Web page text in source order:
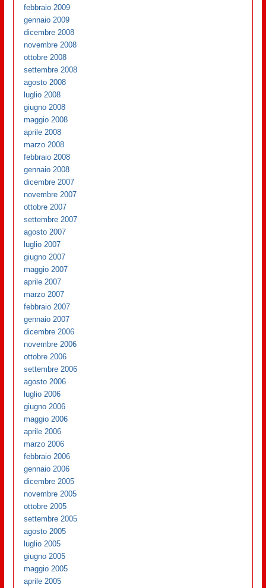
febbraio 2009
gennaio 2009
dicembre 2008
novembre 2008
ottobre 2008
settembre 2008
agosto 2008
luglio 2008
giugno 2008
maggio 2008
aprile 2008
marzo 2008
febbraio 2008
gennaio 2008
dicembre 2007
novembre 2007
ottobre 2007
settembre 2007
agosto 2007
luglio 2007
giugno 2007
maggio 2007
aprile 2007
marzo 2007
febbraio 2007
gennaio 2007
dicembre 2006
novembre 2006
ottobre 2006
settembre 2006
agosto 2006
luglio 2006
giugno 2006
maggio 2006
aprile 2006
marzo 2006
febbraio 2006
gennaio 2006
dicembre 2005
novembre 2005
ottobre 2005
settembre 2005
agosto 2005
luglio 2005
giugno 2005
maggio 2005
aprile 2005